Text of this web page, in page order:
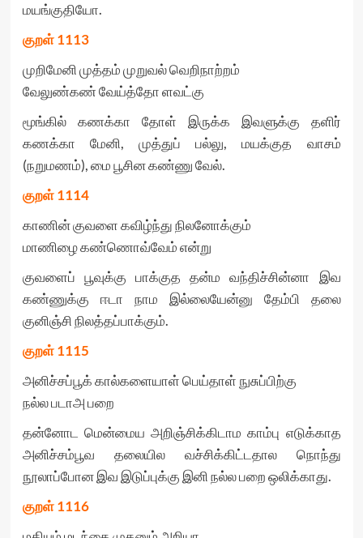
மயங்குதியோ.
குறள்1113
முறிமேனி முத்தம் முறுவல் வெறிநாற்றம்
வேலுண்கண் வேய்த்தோ ளவட்கு
மூங்கில் கணக்கா தோள் இருக்க இவளுக்கு தளிர்
கணக்கா மேனி, முத்துப் பல்லு, மயக்குத வாசம்
(நறுமணம்), மை பூசின கண்ணு வேல்.
குறள்1114
காணின் குவளை கவிழ்ந்து நிலனோக்கும்
மாணிழை கண்ணொவ்வேம் என்று
குவளைப் பூவுக்கு பாக்குத தன்ம வந்திச்சின்னா இவ
கண்ணுக்கு ஈடா நாம இல்லையேன்னு தேம்பி தலை
குனிஞ்சி நிலத்தப்பாக்கும்.
குறள்1115
அனிச்சப்பூக் கால்களையாள் பெய்தாள் நுசுப்பிற்கு
நல்ல படாஅ பறை
தன்னோட மென்மைய அறிஞ்சிக்கிடாம காம்பு எடுக்காத
அனிச்சம்பூவ தலையில வச்சிக்கிட்டதால நொந்து
நூலாப்போன இவ இடுப்புக்கு இனி நல்ல பறை ஒலிக்காது.
குறள்1116